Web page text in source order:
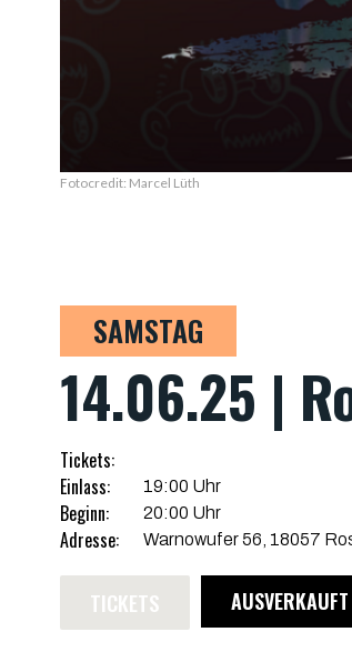
Fotocredit: Marcel Lüth
SAMSTAG
14.06.25 |
Tickets:
Einlass:
19:00 Uhr
Beginn: 20:00 Uhr
Adresse: Warnowufer 56, 18057
TICKETS AUSVERKAUFT